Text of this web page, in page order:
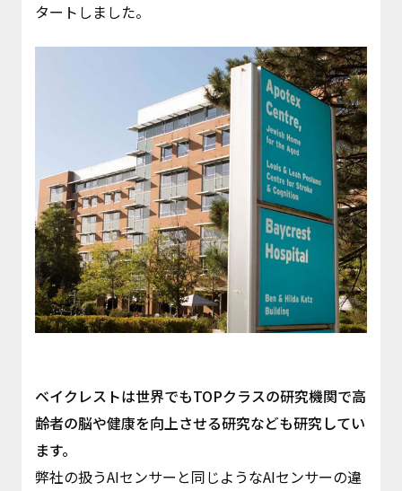
タートしました。
ベイクレストは世界でもTOPクラスの研究機関で高
齢者の脳や健康を向上させる研究なども研究してい
ます。
弊社の扱うAIセンサーと同じようなAIセンサーの違